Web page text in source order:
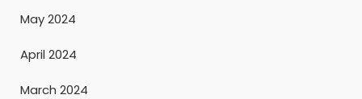
May 2024
April 2024
March 2024